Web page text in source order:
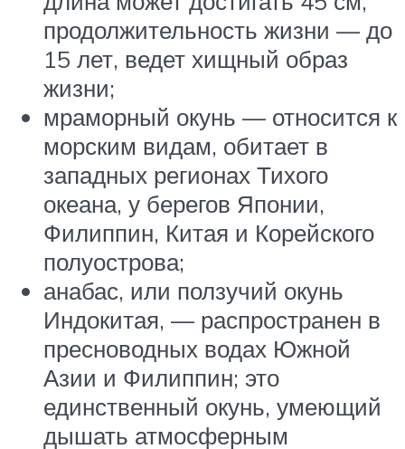
продолжительность жизни — до
15 лет, ведет хищный образ
жизни;
мраморный окунь — относится к
морским видам, обитает в
западных регионах Тихого
океана, у берегов Японии,
Филиппин, Китая и Корейского
полуострова;
анабас, или ползучий окунь
Индокитая, — распространен в
пресноводных водах Южной
Азии и Филиппин; это
единственный окунь, умеющий
дышать атмосферным